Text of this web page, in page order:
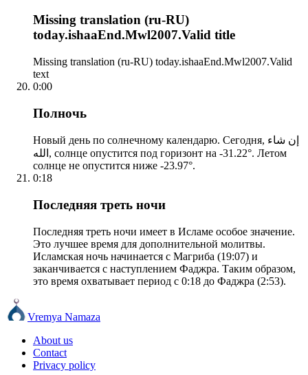
Missing translation (ru-RU)
today.ishaaEnd.Mwl2007.Valid title
Missing translation (ru-RU) today.ishaaEnd.Mwl2007.Valid
text
0:00
Полночь
Новый день по солнечному календарю. Сегодня, إن شاء
الله, солнце опустится под горизонт на -31.22°. Летом
солнце не опустится ниже -23.97°.
0:18
Последняя треть ночи
Последняя треть ночи имеет в Исламе особое значение.
Это лучшее время для дополнительной молитвы.
Исламская ночь начинается с Магриба (19:07) и
заканчивается с наступлением Фаджра. Таким образом,
это время охватывает период с 0:18 до Фаджра (2:53).
Vremya Namaza
About us
Contact
Privacy policy